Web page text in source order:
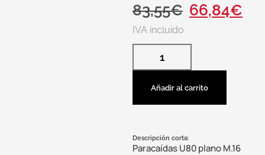
83,55€ 66,84€
IVA incluido
Añadir al carrito
Descripción corta:
Paracaídas U80 plano M.16